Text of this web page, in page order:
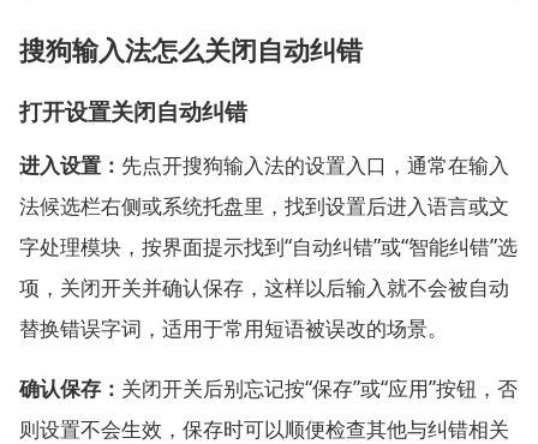
搜狗输入法怎么关闭自动纠错
打开设置关闭自动纠错
进入设置： 先点开搜狗输入法的设置入口，通常在输入
法候选栏右侧或系统托盘里，找到设置后进入语言或文
字处理模块，按界面提示找到“自动纠错”或“智能纠错”选
项，关闭开关并确认保存，这样以后输入就不会被自动
替换错误字词，适用于常用短语被误改的场景。
确认保存： 关闭开关后别忘记按“保存”或“应用”按钮，否
则设置不会生效，保存时可以顺便检查其他与纠错相关